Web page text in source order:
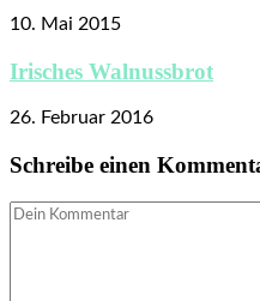
10. Mai 2015
Irisches Walnussbrot
26. Februar 2016
Schreibe einen